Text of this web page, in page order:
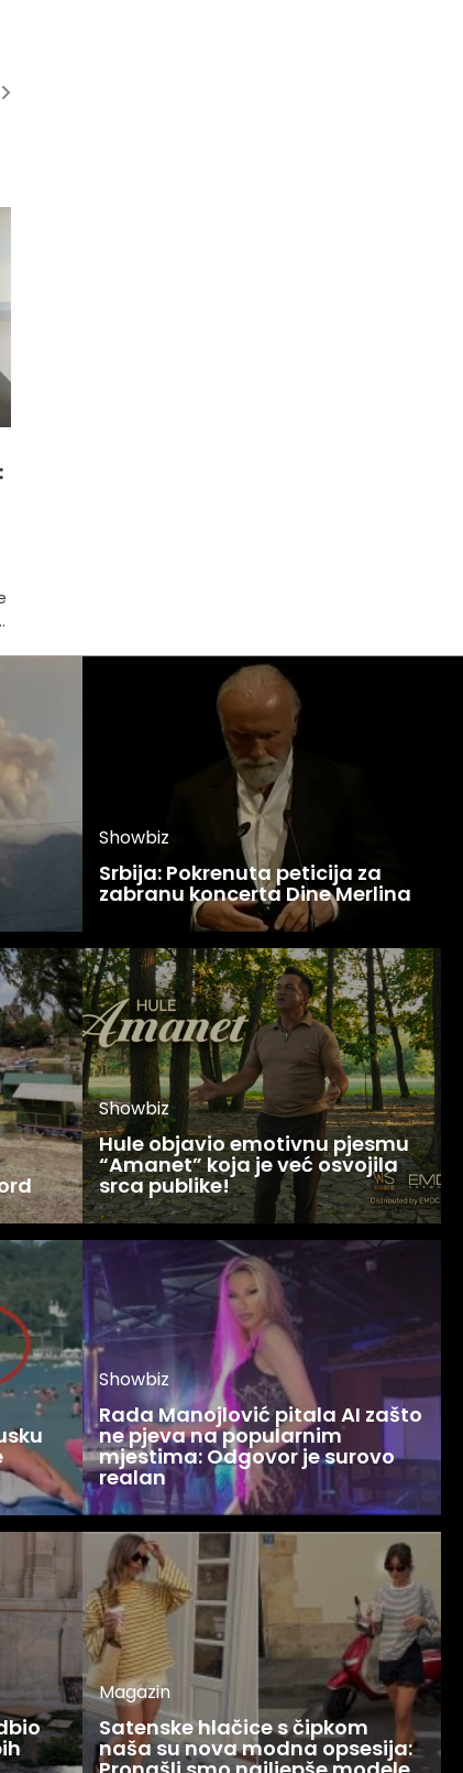
Showbiz
Srbija: Pokrenuta peticija za
zabranu koncerta Dine Merlina
Showbiz
Hule objavio emotivnu pjesmu
“Amanet” koja je već osvojila
srca publike!
Showbiz
Rada Manojlović pitala AI zašto
ne pjeva na popularnim
mjestima: Odgovor je surovo
realan
Magazin
Satenske hlačice s čipkom
naša su nova modna opsesija: